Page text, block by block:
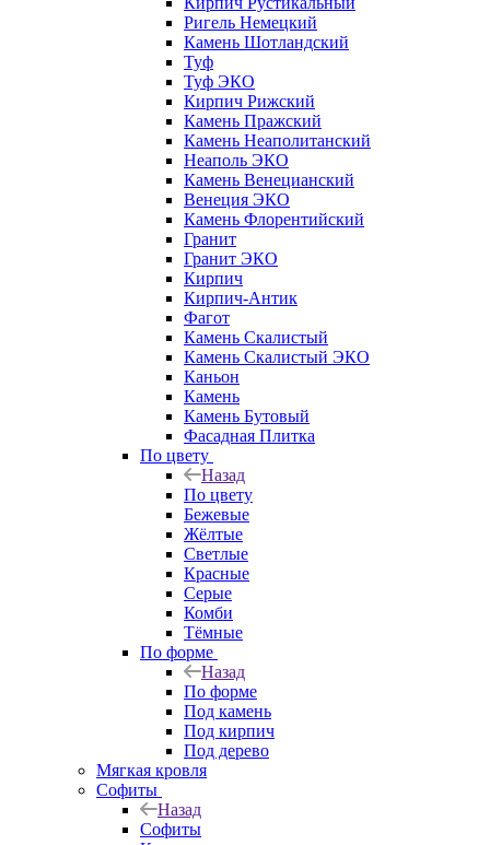
Ригель Немецкий
Камень Шотландский
Туф
Туф ЭКО
Кирпич Рижский
Камень Пражский
Камень Неаполитанский
Неаполь ЭКО
Камень Венецианский
Венеция ЭКО
Камень Флорентийский
Гранит
Гранит ЭКО
Кирпич
Кирпич-Антик
Фагот
Камень Скалистый
Камень Скалистый ЭКО
Каньон
Камень
Камень Бутовый
Фасадная Плитка
По цвету
Назад
По цвету
Бежевые
Жёлтые
Светлые
Красные
Серые
Комби
Тёмные
По форме
Назад
По форме
Под камень
Под кирпич
Под дерево
Мягкая кровля
Софиты
Назад
Софиты